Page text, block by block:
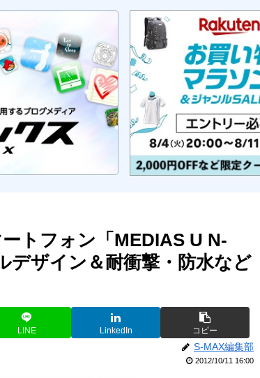
トフォン「MEDIAS U N-
デザイン＆耐衝撃・防水など
LINE LinkedIn コピー
S-MAX編集部
2012/10/11 16:00